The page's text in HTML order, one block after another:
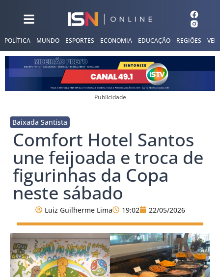
POLÍTICA MUNDO ESPORTES ECONOMIA EDUCAÇÃO REGIÕES
Publicidade
Baixada Santista
Comfort Hotel Santos
une feijoada e troca de
figurinhas da Copa
neste sábado
Luiz Guilherme Lima 19:02 22/05/2026